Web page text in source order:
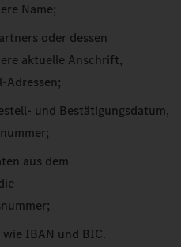
Name;
oder dessen
aktuelle Anschrift,
Adressen;
und Bestätigungsdatum,
aus dem
IBAN und BIC.